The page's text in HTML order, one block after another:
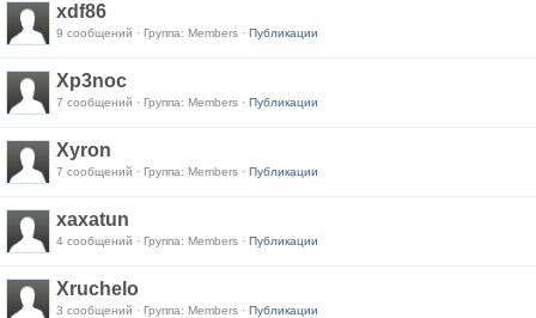
xdf86
9 сообщений · Группа: Members · Публикации
Xp3noc
7 сообщений · Группа: Members · Публикации
Xyron
7 сообщений · Группа: Members · Публикации
xaxatun
4 сообщений · Группа: Members · Публикации
Xruchelo
3 сообщений · Группа: Members · Публикации